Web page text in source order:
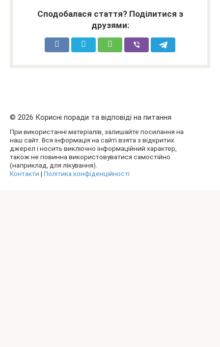
Сподобалася стаття? Поділитися з
друзями:
© 2026 Корисні поради та відповіді на питання
При використанні матеріалів, залишайте посилання на
наш сайт. Вся інформація на сайті взята з відкритих
джерел і носить виключно інформаційний характер,
також не повинна використовуватися самостійно
(наприклад, для лікування).
Контакти | Політика конфіденційності